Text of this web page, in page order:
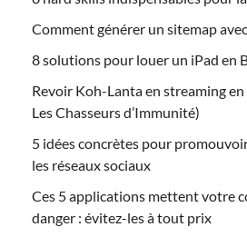
Comment générer un sitemap
8 solutions pour louer un iPad en
Revoir Koh-Lanta en streaming
Les Chasseurs d’Immunité)
5 idées concrètes pour
les réseaux sociaux
Ces 5 applications mettent votre
danger : évitez-les à tout prix